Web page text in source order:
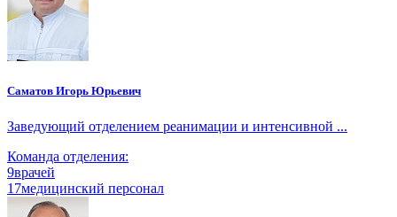
Саматов Игорь Юрьевич
Заведующий отделением реанимации и интенсивной ...
Команда отделения:
9врачей
17медицинский персонал